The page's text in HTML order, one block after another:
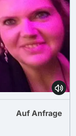
Auf Anfrage